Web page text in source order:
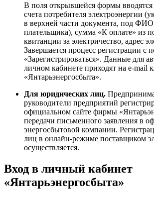
В поля открывшейся формы
счета потребителя электроэнергии
в верхней части документа, под
плательщика), сумма «К оплате» из
квитанции за электричество, адрес
Завершается процесс регистрации
«Зарегистрироваться». Данные для
личном кабинете приходят на e-mail
«Янтарьэнергосбыта».
Для юридических лиц.
руководители предприятий
официальном сайте фирмы
передачи письменного заявления в
энергосбытовой компании.
лиц в онлайн-режиме поставщиком
осуществляется.
Вход в личный кабинет
«Янтарьэнергосбыта»